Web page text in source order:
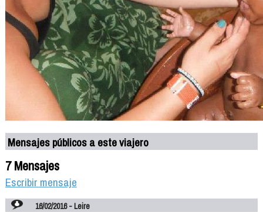
Mensajes públicos a este viajero
7 Mensajes
Escribir mensaje
16/02/2016 - Leire